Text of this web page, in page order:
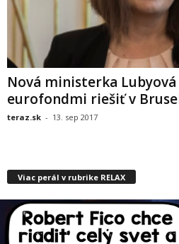
Nová ministerka Lubyová
eurofondmi riešiť v
teraz.sk - 13. sep 2017
Viac perál v rubrike RELAX